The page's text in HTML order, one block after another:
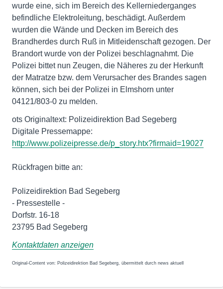
wurde eine, sich im Bereich des Kellerniederganges
befindliche Elektroleitung, beschädigt. Außerdem
wurden die Wände und Decken im Bereich des
Brandherdes durch Ruß in Mitleidenschaft gezogen. Der
Brandort wurde von der Polizei beschlagnahmt. Die
Polizei bittet nun Zeugen, die Näheres zu der Herkunft
der Matratze bzw. dem Verursacher des Brandes sagen
können, sich bei der Polizei in Elmshorn unter
04121/803-0 zu melden.
ots Originaltext: Polizeidirektion Bad Segeberg
http://www.polizeipresse.de/p_story.htx?firmaid=19027
Rückfragen bitte an:
Polizeidirektion Bad Segeberg
- Pressestelle -
Dorfstr. 16-18
23795 Bad Segeberg
Kontaktdaten anzeigen
Original-Content von: Polizeidirektion Bad Segeberg, übermittelt durch news aktuell